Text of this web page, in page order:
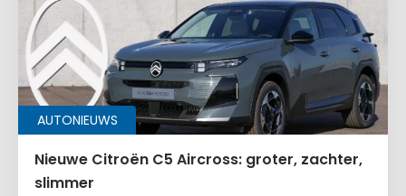
AUTONIEUWS
Nieuwe Citroën C5 Aircross: groter, zachter,
slimmer